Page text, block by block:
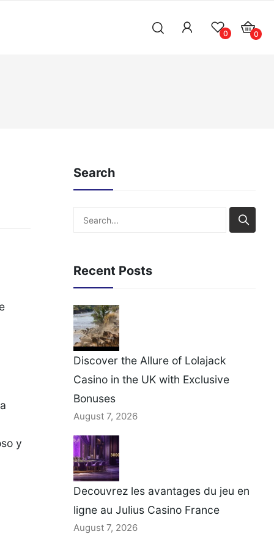
0 0
y
Search
Search
Recent Posts
Discover the Allure of Lolajack
Casino in the UK with Exclusive
Bonuses
August 7, 2026
Decouvrez les avantages du jeu en
ligne au Julius Casino France
August 7, 2026